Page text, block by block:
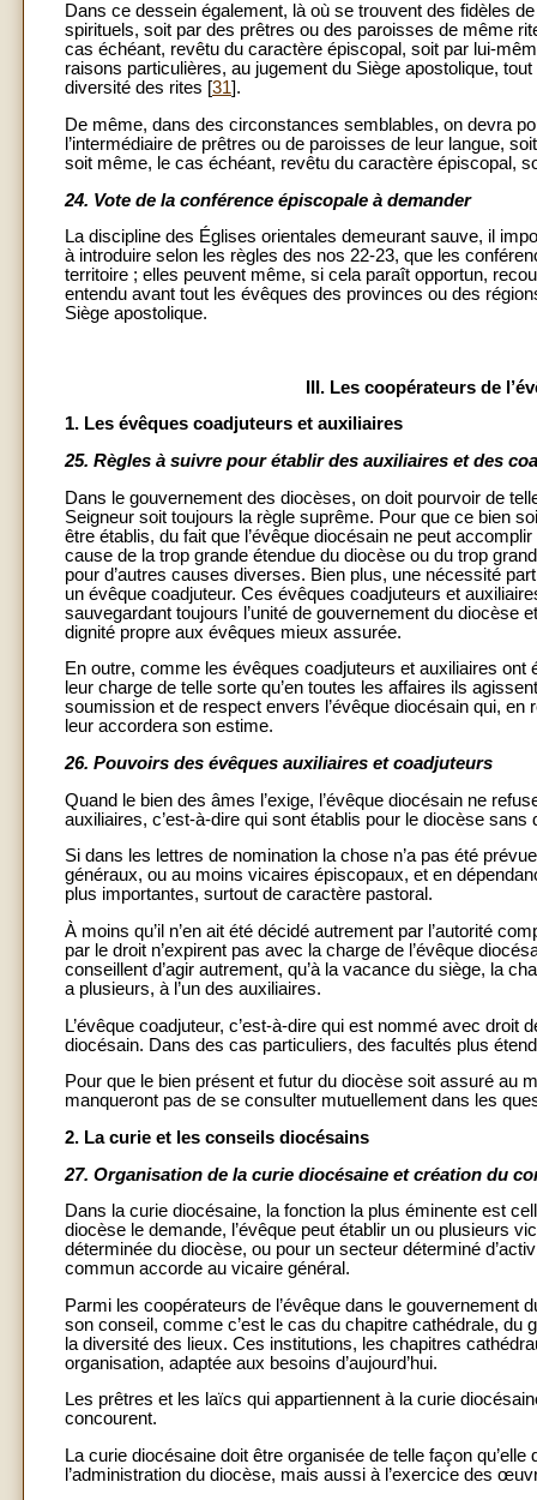
Dans ce dessein également, là où se trouvent des fidèles
spirituels, soit par des prêtres ou des paroisses de même
cas échéant, revêtu du caractère épiscopal, soit par lui-
raisons particulières, au jugement du Siège apostolique,
diversité des rites [31].
De même, dans des circonstances semblables, on devra
l’intermédiaire de prêtres ou de paroisses de leur langue,
soit même, le cas échéant, revêtu du caractère épiscopal,
24. Vote de la conférence épiscopale à demander
La discipline des Églises orientales demeurant sauve, il
à introduire selon les règles des nos 22-23, que les
territoire ; elles peuvent même, si cela paraît opportun,
entendu avant tout les évêques des provinces ou des
Siège apostolique.
III. Les coopérateurs de
1. Les évêques coadjuteurs et auxiliaires
25. Règles à suivre pour établir des auxiliaires et des
Dans le gouvernement des diocèses, on doit pourvoir de
Seigneur soit toujours la règle suprême. Pour que ce bien
être établis, du fait que l’évêque diocésain ne peut
cause de la trop grande étendue du diocèse ou du trop
pour d’autres causes diverses. Bien plus, une nécessité
un évêque coadjuteur. Ces évêques coadjuteurs et
sauvegardant toujours l’unité de gouvernement du diocèse
dignité propre aux évêques mieux assurée.
En outre, comme les évêques coadjuteurs et auxiliaires ont
leur charge de telle sorte qu’en toutes les affaires ils
soumission et de respect envers l’évêque diocésain qui,
leur accordera son estime.
26. Pouvoirs des évêques auxiliaires et coadjuteurs
Quand le bien des âmes l’exige, l’évêque diocésain ne
auxiliaires, c’est-à-dire qui sont établis pour le diocèse sans
Si dans les lettres de nomination la chose n’a pas été
généraux, ou au moins vicaires épiscopaux, et en
plus importantes, surtout de caractère pastoral.
À moins qu’il n’en ait été décidé autrement par l’autorité
par le droit n’expirent pas avec la charge de l’évêque
conseillent d’agir autrement, qu’à la vacance du siège, la
a plusieurs, à l’un des auxiliaires.
L’évêque coadjuteur, c’est-à-dire qui est nommé avec
diocésain. Dans des cas particuliers, des facultés plus
Pour que le bien présent et futur du diocèse soit assuré au
manqueront pas de se consulter mutuellement dans les
2. La curie et les conseils diocésains
27. Organisation de la curie diocésaine et création du
Dans la curie diocésaine, la fonction la plus éminente est
diocèse le demande, l’évêque peut établir un ou plusieurs
déterminée du diocèse, ou pour un secteur déterminé
commun accorde au vicaire général.
Parmi les coopérateurs de l’évêque dans le
son conseil, comme c’est le cas du chapitre cathédrale,
la diversité des lieux. Ces institutions, les chapitres
organisation, adaptée aux besoins d’aujourd’hui.
Les prêtres et les laïcs qui appartiennent à la curie
concourent.
La curie diocésaine doit être organisée de telle façon
l’administration du diocèse, mais aussi à l’exercice des